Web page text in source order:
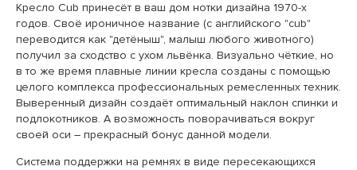
Кресло Cub принесёт в ваш дом нотки дизайна 1970-х
годов. Своё ироничное название (с английского "cub"
переводится как "детёныш", малыш любого животного)
получил за сходство с ухом львёнка. Визуально чёткие, но
в то же время плавные линии кресла созданы с помощью
целого комплекса профессиональных ремесленных техник.
Выверенный дизайн создаёт оптимальный наклон спинки и
подлокотников. А возможность поворачиваться вокруг
своей оси – прекрасный бонус данной модели.
Система поддержки на ремнях в виде пересекающихся